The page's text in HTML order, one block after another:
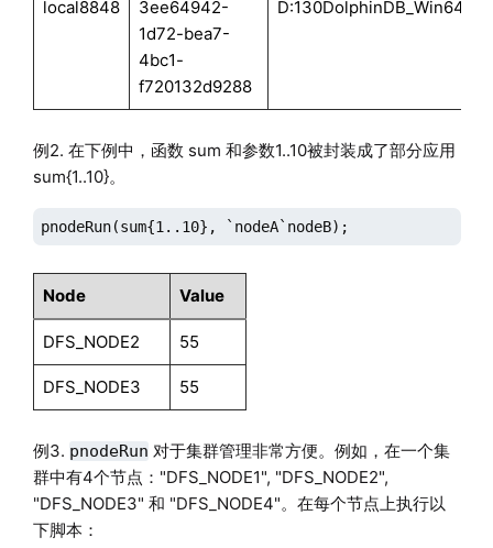
local8848
3ee64942-
1d72-bea7-
4bc1-
f720132d9288
例2. 在下例中，函数 sum 和参数1..10被封装成了部分应用
sum{1..10}。
pnodeRun(sum{1..10}, `nodeA`nodeB);
Node Value
DFS_NODE2 55
DFS_NODE3 55
例3. pnodeRun 对于集群管理非常方便。例如，在一个集
群中有4个节点："DFS_NODE1", "DFS_NODE2",
"DFS_NODE3" 和 "DFS_NODE4"。在每个节点上执行以
下脚本：